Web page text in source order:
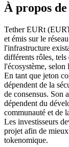
Futures
Futures
À propos
Tether EURt
et émis sur le
l'infrastructure
différents rôles,
l'écosystème,
En tant que jeton
dépendent de la
de consensus. Son
dépendent du
communauté et de
Les investisseurs
projet afin de mieux
tokenomique.